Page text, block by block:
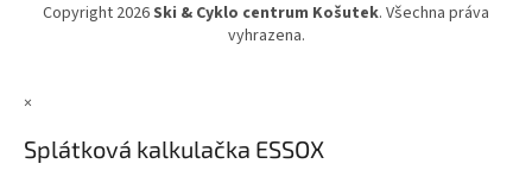
Copyright 2026Ski & Cyklo centrum Košutek. Všechna práva
vyhrazena.
×
Splátková kalkulačka ESSOX